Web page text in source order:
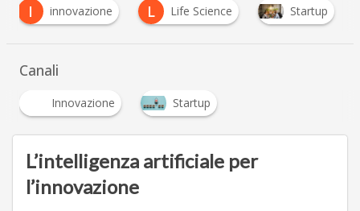
I
innovazione L Life Science Startup
Canali
Innovazione Startup
L’intelligenza artificiale per
l’innovazione